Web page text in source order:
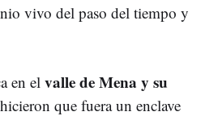
vivo del paso del tiempo y
en el valle de Mena y su
hicieron que fuera un enclave